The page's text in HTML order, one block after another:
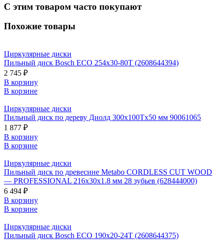
С этим товаром часто покупают
Похожие товары
Циркулярные диски
Пильный диск Bosch ECO 254x30-80T (2608644394)
2 745 ₽
В корзину
В корзине
Циркулярные диски
Пильный диск по дереву Диолд 300x100Tx50 мм 90061065
1 877 ₽
В корзину
В корзине
Циркулярные диски
Пильный диск по древесине Metabo CORDLESS CUT WOOD
— PROFESSIONAL 216х30х1.8 мм 28 зубьев (628444000)
6 494 ₽
В корзину
В корзине
Циркулярные диски
Пильный диск Bosch ECO 190x20-24T (2608644375)